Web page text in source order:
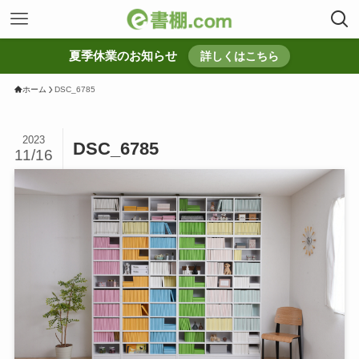
夏季休業のお知らせ 詳しくはこちら
ホーム DSC_6785
DSC_6785
2023
11/16